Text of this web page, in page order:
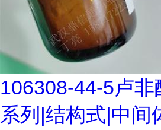
106308-44-5卢非
系列|结构式|中间